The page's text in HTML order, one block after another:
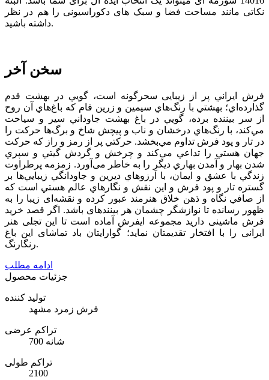
نکاتی مانند مساحت فضا و سبک های دکوراسیونی را هم در نظر
داشته باشید.
سخن آخر
فرش ايراني پر از زيبایی سحرگونه است، گويي در بهشت قدم
گذارده‌اي؛ بهشتي با رنگ‌هاي سيمين و زرين فام كه باغ‌هاي آن روح
از سر بيننده برده، ‌گويي در باغ بهشت جاوداني سير و سياحت
مي‌كند، با رنگ‌هاي درخشان و ناب و پیچش شاخ و برگ‌ها حركت را
در تار و پود فرش تداوم مي‌بخشد. حركتي پر از رمز و راز كه حركت
جهان هستي را تداعي مي‌كند و چرخش و گردش گيتي و سپري
شدن بهار و آمدن بهاري ديگر را به خاطر می‌آورد. زمزمه پرطراوت
زندگي با عشق و ايمان، با آرزوهاي ديرين و جاودانگي زيبايي‌ها بر
گستره تار و پود فرش و اين نقش و نگارهاي عالم هستي است كه
از صافي نگاه و ذهن خلاق هنرمند عبور كرده و نقشه‌ای زیبا را به
ظهور رسانده تا نوازشگر چشمان هر بیننده­ای باشد. اگر قصد خرید
فرش ماشینی دارید مجموعه ایفرش آماده است تا این تجلی هنر
ایرانی را با افتخارتقدیمتان نماید؛ گوارایتان باد تماشای این باغ
رنگارنگ.
ادامه مطلب
جزئیات محصول
تولید کننده
فرش زمرد مشهد
تراکم عرضی
700 شانه
تراکم طولی
2100